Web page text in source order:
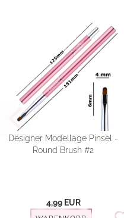
Designer Modellage Pinsel -
Round Brush #2
4,99 EUR